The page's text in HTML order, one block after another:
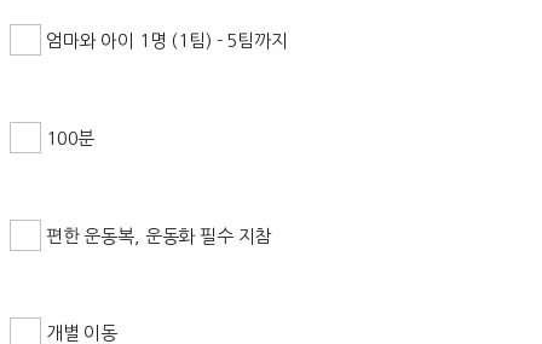
엄마와 아이 1명 (1팀) - 5팀까지
100분
편한 운동복, 운동화 필수 지참
개별 이동